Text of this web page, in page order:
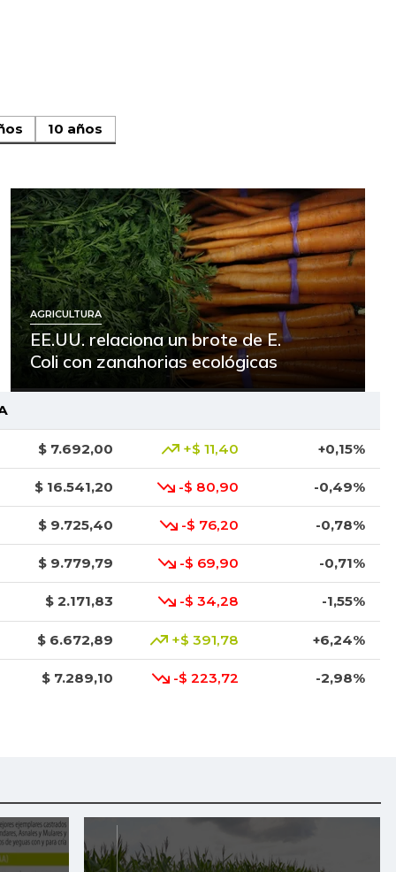
10 años
AGRICULTURA
EE.UU. relaciona un brote de E.
Coli con zanahorias ecológicas
$ 7.692,00 +$ 11,40 +0,15%
$ 16.541,20 -$ 80,90 -0,49%
$ 9.725,40 -$ 76,20 -0,78%
$ 9.779,79 -$ 69,90 -0,71%
$ 2.171,83 -$ 34,28 -1,55%
$ 6.672,89 +$ 391,78 +6,24%
$ 7.289,10 -$ 223,72 -2,98%
$ 6.102,86